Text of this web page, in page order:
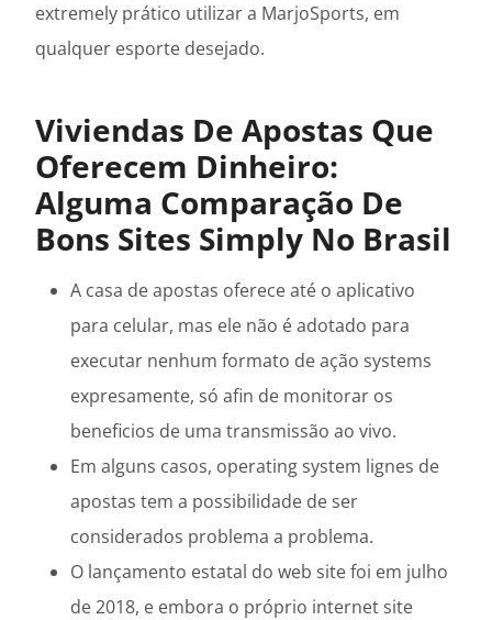
extremely prático utilizar a MarjoSports, em
qualquer esporte desejado.
Viviendas De Apostas Que
Oferecem Dinheiro:
Alguma Comparação De
Bons Sites Simply No Brasil
A casa de apostas oferece até o aplicativo
para celular, mas ele não é adotado para
executar nenhum formato de ação systems
expresamente, só afin de monitorar os
beneficios de uma transmissão ao vivo.
Em alguns casos, operating system lignes de
apostas tem a possibilidade de ser
considerados problema a problema.
O lançamento estatal do web site foi em julho
de 2018, e embora o próprio internet site